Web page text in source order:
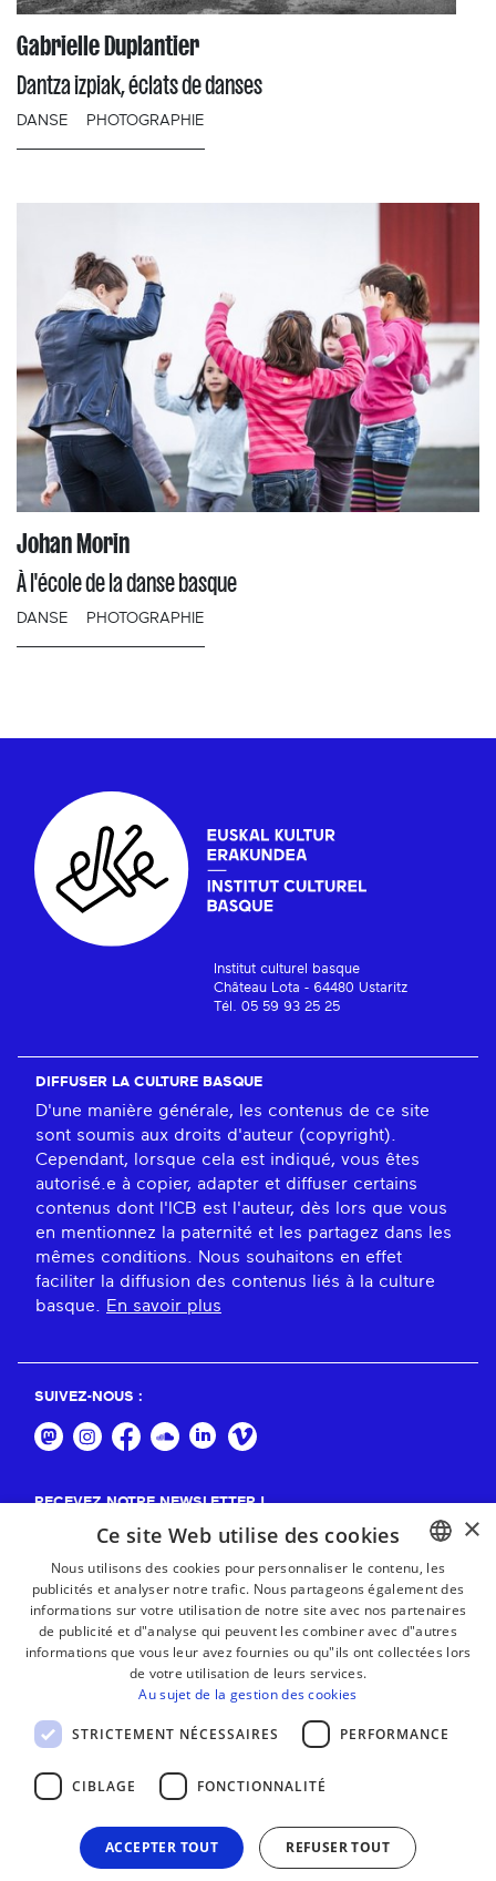
Gabrielle Duplantier
Dantza izpiak, éclats de danses
DANSE PHOTOGRAPHIE
Johan Morin
À l'école de la danse basque
DANSE PHOTOGRAPHIE
Institut culturel basque
Château Lota - 64480 Ustaritz
Tél. 05 59 93 25 25
DIFFUSER LA CULTURE BASQUE
D'une manière générale, les contenus de ce site
sont soumis aux droits d'auteur (copyright).
Cependant, lorsque cela est indiqué, vous êtes
autorisé.e à copier, adapter et diffuser certains
contenus dont l'ICB est l'auteur, dès lors que vous
en mentionnez la paternité et les partagez dans les
mêmes conditions. Nous souhaitons en effet
faciliter la diffusion des contenus liés à la culture
basque.
En savoir plus
SUIVEZ-NOUS :
RECEVEZ NOTRE NEWSLETTER !
BASQUE
FRENCH
×
Ce site Web utilise des cookies
Nous utilisons des cookies pour personnaliser le contenu, les
publicités et analyser notre trafic. Nous partageons également des
informations sur votre utilisation de notre site avec nos partenaires
de publicité et d"analyse qui peuvent les combiner avec d"autres
informations que vous leur avez fournies ou qu"ils ont collectées lors
de votre utilisation de leurs services.
Au sujet de la gestion des cookies
STRICTEMENT NÉCESSAIRES PERFORMANCE
CIBLAGE FONCTIONNALITÉ
ACCEPTER TOUT REFUSER TOUT